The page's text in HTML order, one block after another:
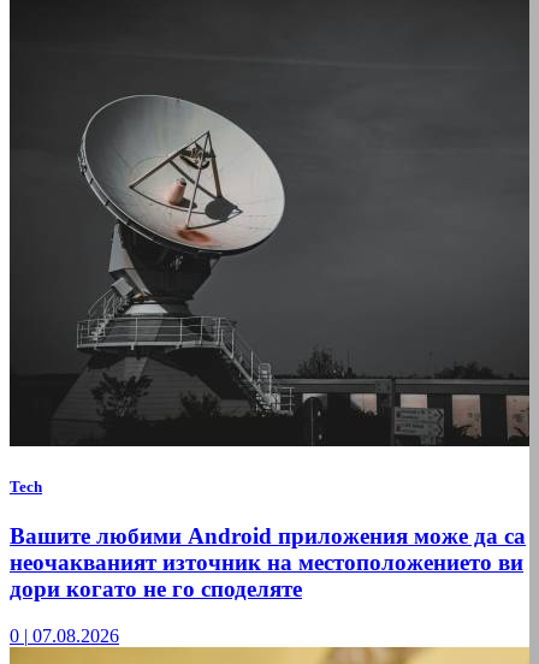
Tech
Вашите любими Android приложения може да са
неочакваният източник на местоположението ви
дори когато не го споделяте
0 | 07.08.2026